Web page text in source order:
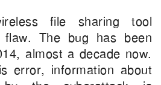
file sharing tool
The bug has been
almost a decade now.
error, information about